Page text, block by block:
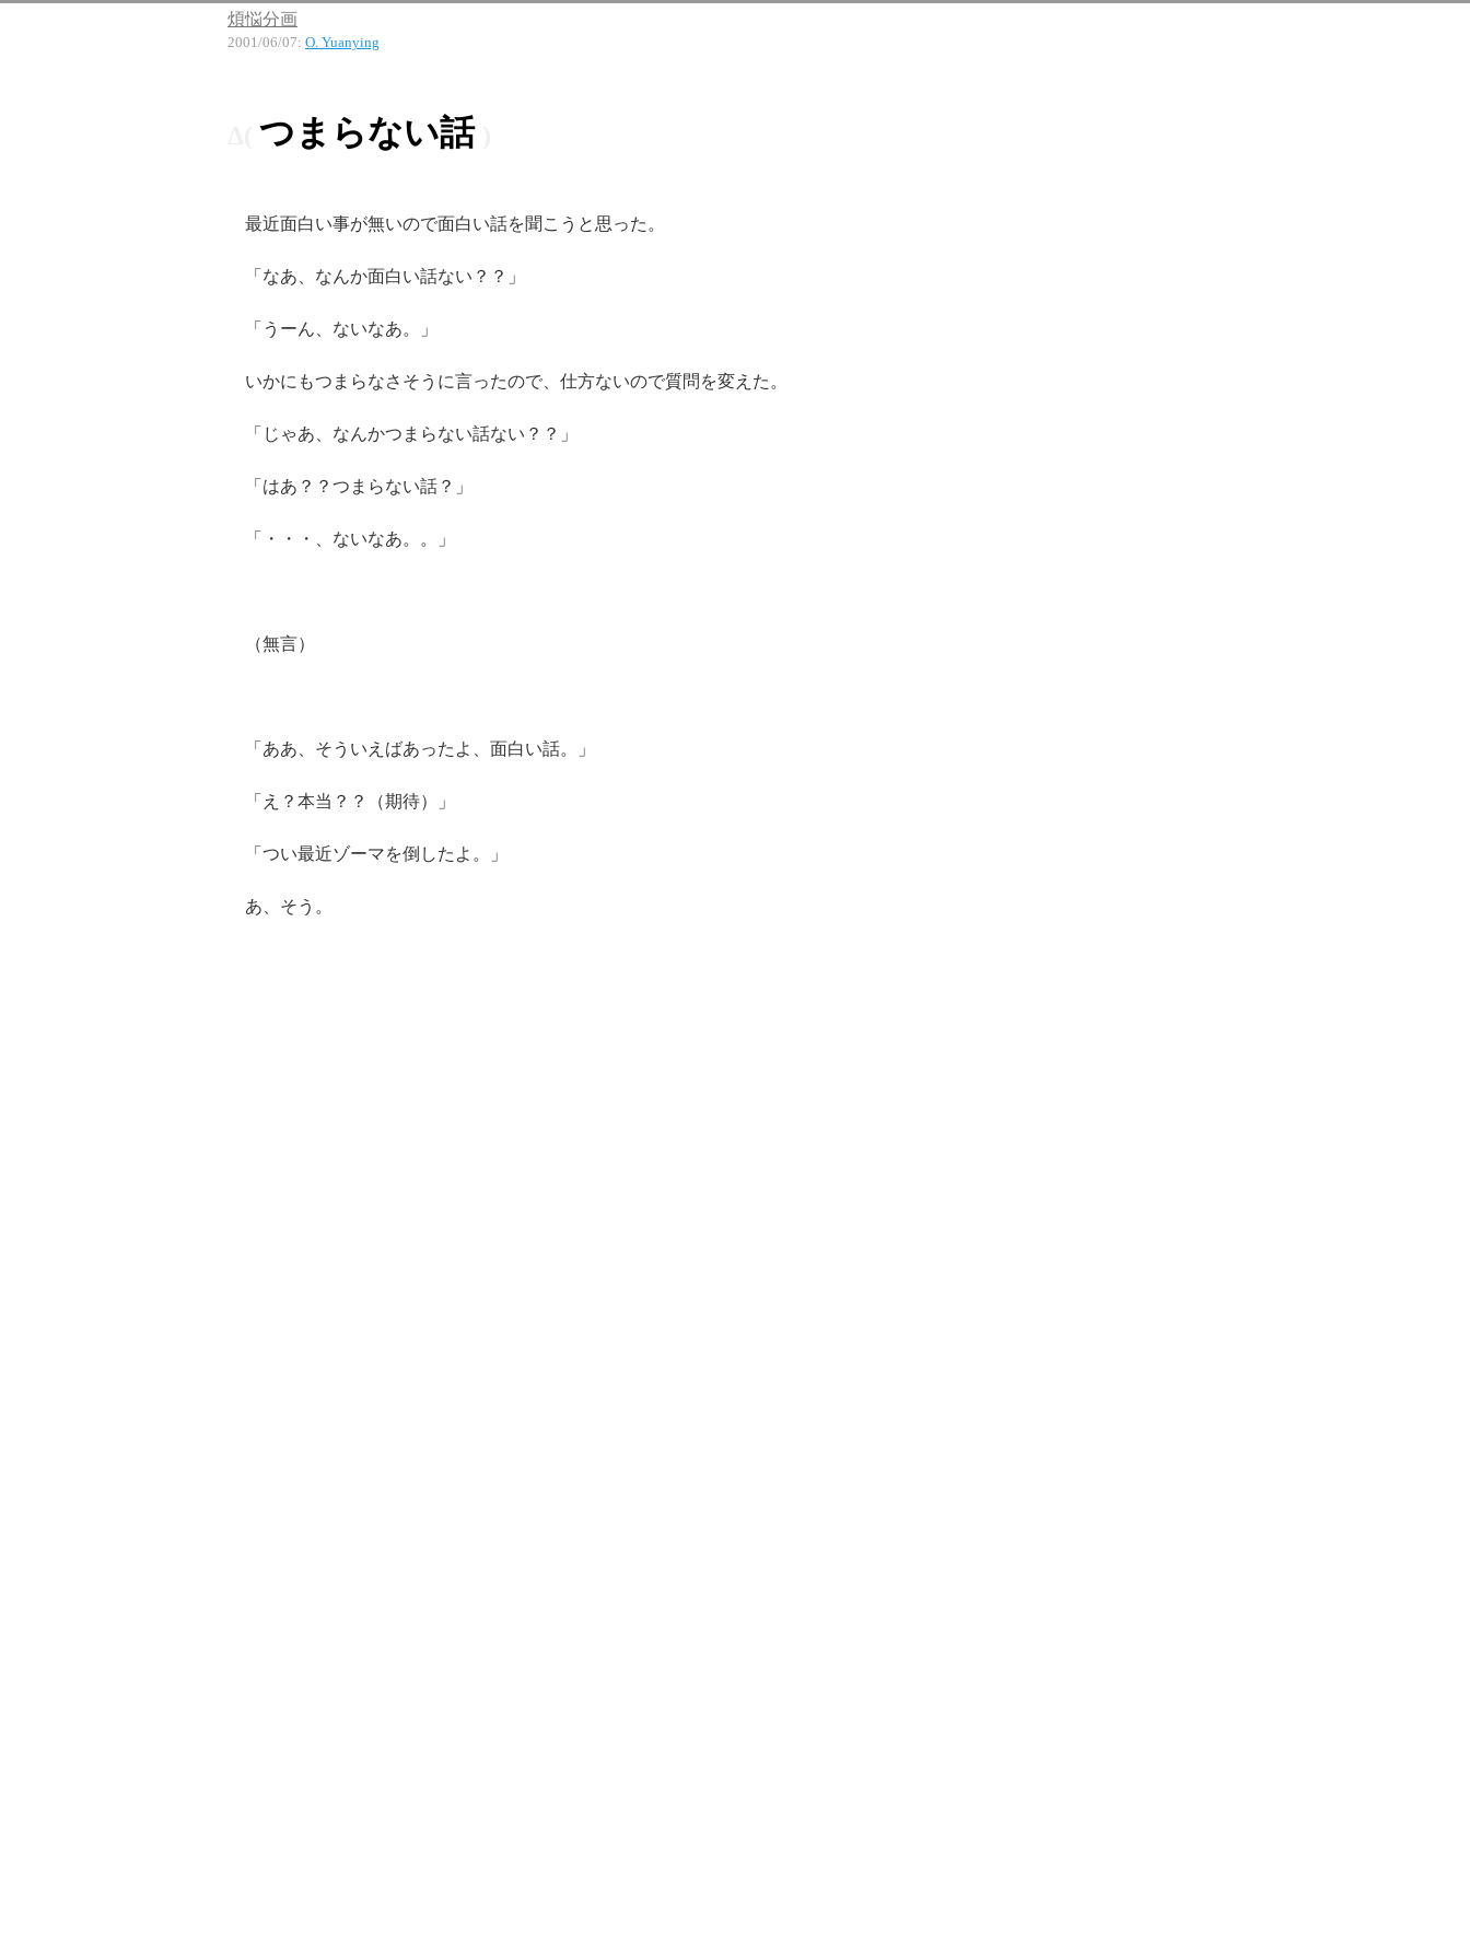
煩悩分画
2001/06/07: O. Yuanying
つまらない話
最近面白い事が無いので面白い話を聞こうと思った。
「なあ、なんか面白い話ない？？」
「うーん、ないなあ。」
いかにもつまらなさそうに言ったので、仕方ないので質問を変えた。
「じゃあ、なんかつまらない話ない？？」
「はあ？？つまらない話？」
「・・・、ないなあ。。」
（無言）
「ああ、そういえばあったよ、面白い話。」
「え？本当？？（期待）」
「つい最近ゾーマを倒したよ。」
あ、そう。